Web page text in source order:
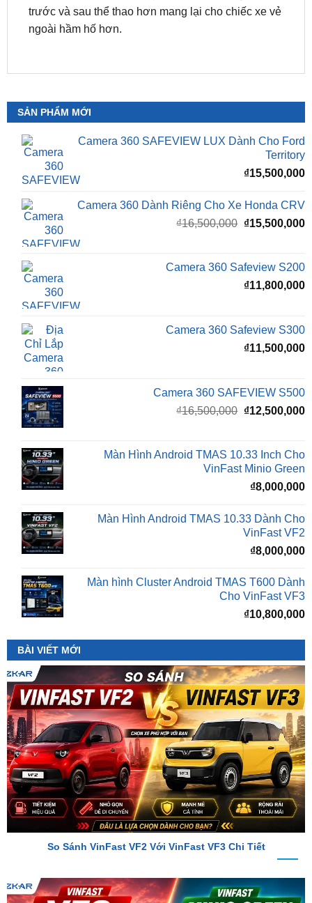
SẢN PHẨM MỚI
Camera 360 SAFEVIEW LUX Dành Cho Ford
₫15,500,000
Camera 360 Dành Riêng Cho Xe Honda CRV
gốc
₫16,500,000.
Camera 360 Safeview S200
Camera 360 Safeview S300
Camera 360 SAFEVIEW S500
gốc
₫16,500,000.
Màn Hình Android TMAS 10.33 Inch Cho
₫8,000,000
Màn Hình Android TMAS 10.33 Dành Cho
₫8,000,000
Màn hình Cluster Android TMAS T600 Dành
Cho VinFast VF3
₫10,800,000
BÀI VIẾT MỚI
So Sánh VinFast VF2 Với VinFast VF3 Chi Tiết